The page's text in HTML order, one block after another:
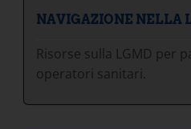
NAVIGAZIONE NELLA
Risorse sulla LGMD per
operatori sanitari.